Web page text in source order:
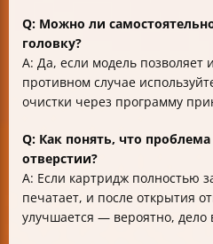
Q: Можно ли
головку?
A: Да, если модель позволяет
противном случае
очистки через программу
Q: Как понять, что
отверстии?
A: Если картридж полностью
печатает, и после открытия
улучшается — вероятно, дело